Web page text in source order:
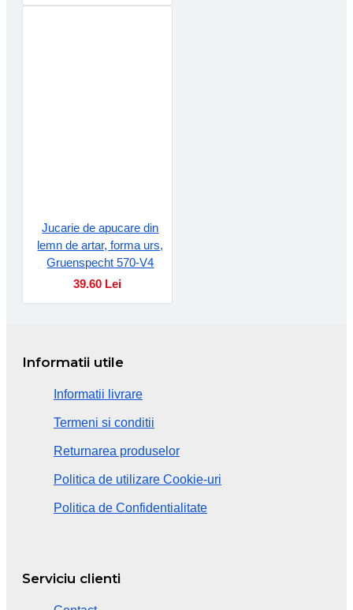
Jucarie de apucare din
lemn de artar, forma urs,
Gruenspecht 570-V4
39.60 Lei
Informatii utile
Informatii livrare
Termeni si conditii
Returnarea produselor
Politica de utilizare Cookie-uri
Politica de Confidentialitate
Serviciu clienti